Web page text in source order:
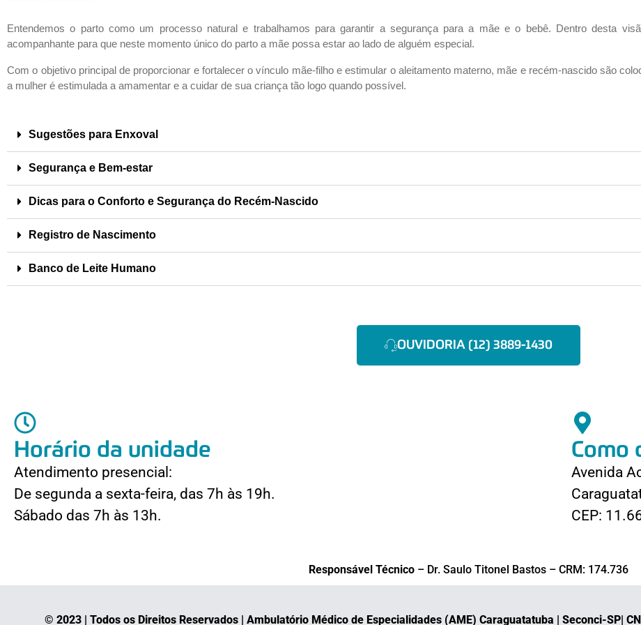
Entendemos o parto como um processo natural e trabalhamos para garantir a segurança para a mãe e o bebê. Dentro desta
acompanhante para que neste momento único do parto a mãe possa estar ao lado de alguém especial.
Com o objetivo principal de proporcionar e fortalecer o vínculo mãe-filho e estimular o aleitamento materno, mãe e recém-nascido são
a mulher é estimulada a amamentar e a cuidar de sua criança tão logo quando possível.
Sugestões para Enxoval
Segurança e Bem-estar
Dicas para o Conforto e Segurança do Recém-Nascido
Registro de Nascimento
Banco de Leite Humano
OUVIDORIA (12) 3889-1430
Horário da unidade
Atendimento presencial:
De segunda a sexta-feira, das 7h às 19h.
Sábado das 7h às 13h.
Como
Avenida
CEP:
Responsável Técnico – Dr. Saulo Titonel Bastos – CRM: 174.736
© 2023 | Todos os Direitos Reservados | Ambulatório Médico de Especialidades (AME) Caraguatatuba | Seconci-SP |